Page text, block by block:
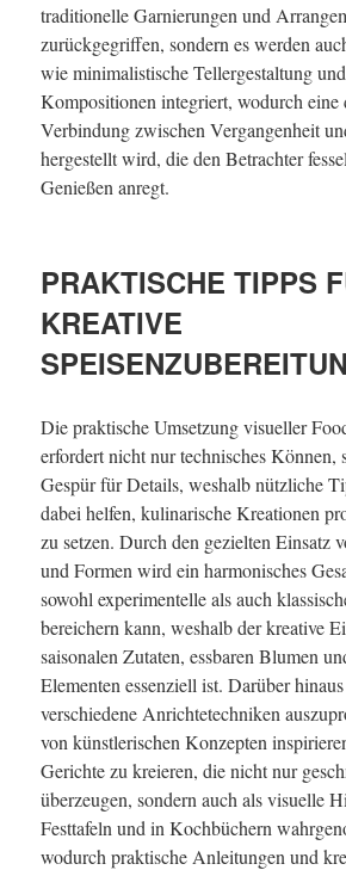
traditionelle Garnierungen und
zurückgegriffen, sondern es werden
wie minimalistische Tellergestaltung
Kompositionen integriert, wodurch eine
Verbindung zwischen Vergangenheit
hergestellt wird, die den Betrachter
Genießen anregt.
PRAKTISCHE TIPPS
KREATIVE
Die praktische Umsetzung visueller
erfordert nicht nur technisches Können,
Gespür für Details, weshalb nützliche
dabei helfen, kulinarische Kreationen
zu setzen. Durch den gezielten Einsatz
und Formen wird ein harmonisches
sowohl experimentelle als auch
bereichern kann, weshalb der kreative
saisonalen Zutaten, essbaren Blumen
Elementen essenziell ist. Darüber
verschiedene Anrichtetechniken
von künstlerischen Konzepten
Gerichte zu kreieren, die nicht nur
überzeugen, sondern auch als visuelle
Festtafeln und in Kochbüchern
wodurch praktische Anleitungen und